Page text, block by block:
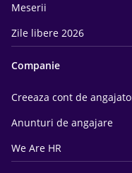
Meserii
Zile libere 2026
Companie
Creeaza cont de
Anunturi de angajare
We Are HR